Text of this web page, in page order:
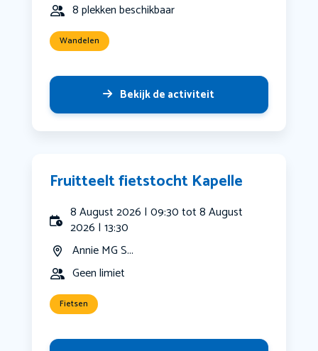
8 plekken beschikbaar
Wandelen
Bekijk de activiteit
Fruitteelt fietstocht Kapelle
8 August 2026 | 09:30 tot 8 August
2026 | 13:30
Annie MG S...
Geen limiet
Fietsen